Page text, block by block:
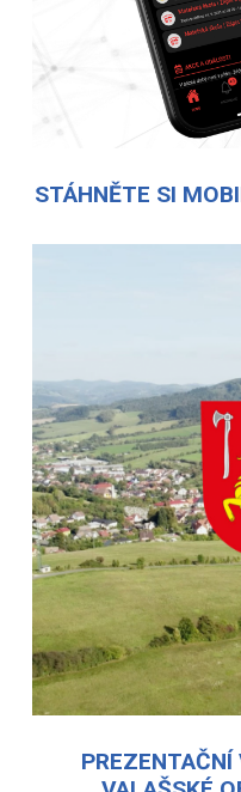
STÁHNĚTE SI
PREZENTAČNÍ